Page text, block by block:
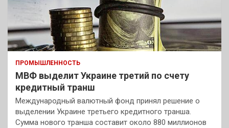
ПРОМЫШЛЕННОСТЬ
МВФ выделит Украине третий по счету
кредитный транш
Международный валютный фонд принял решение о
выделении Украине третьего кредитного транша.
Сумма нового транша составит около 880 миллионов